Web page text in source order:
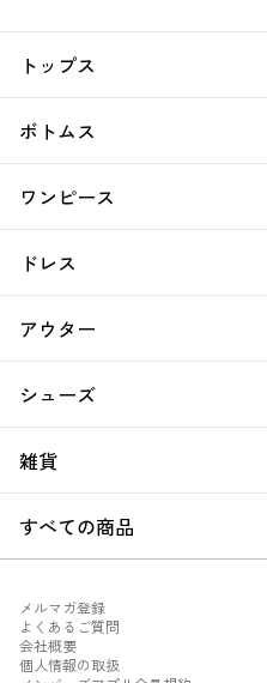
トップス
ボトムス
ワンピース
ドレス
アウター
シューズ
雑貨
すべての商品
メルマガ登録
よくあるご質問
会社概要
個人情報の取扱